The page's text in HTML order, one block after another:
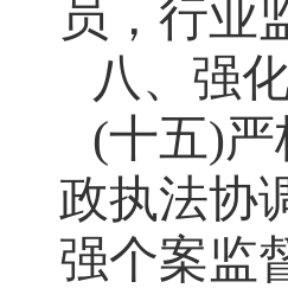
员，行业
八、强
(十五)
政执法协
强个案监